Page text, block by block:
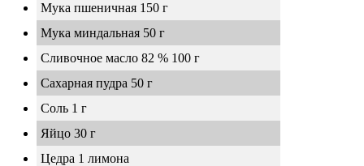
Мука пшеничная 150 г
Мука миндальная 50 г
Сливочное масло 82 % 100 г
Сахарная пудра 50 г
Соль 1 г
Яйцо 30 г
Цедра 1 лимона